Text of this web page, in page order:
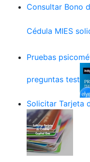
Consultar Bono
Cédula MIES
Pruebas
preguntas test
Solicitar Tarjeta